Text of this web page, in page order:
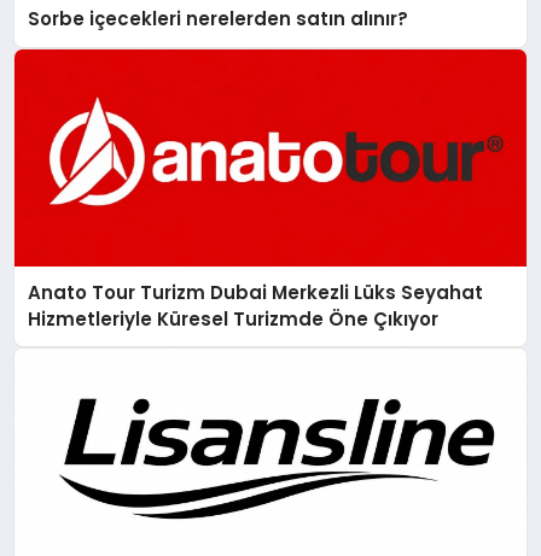
Sorbe içecekleri nerelerden satın alınır?
Anato Tour Turizm Dubai Merkezli Lüks Seyahat
Hizmetleriyle Küresel Turizmde Öne Çıkıyor